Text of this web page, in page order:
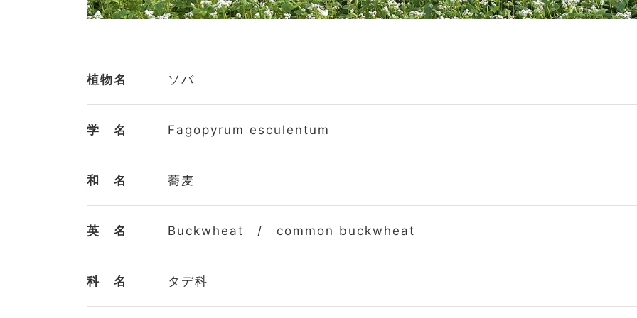
植物名 ソバ
学 名 Fagopyrum esculentum
和 名 蕎麦
英 名 Buckwheat / common buckwheat
科 名 タデ科